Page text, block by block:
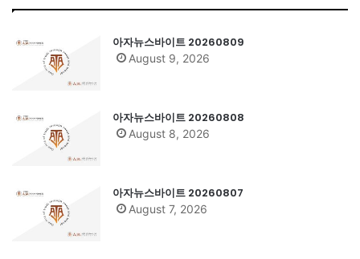
아자뉴스바이트 20260809
August 9, 2026
아자뉴스바이트 20260808
August 8, 2026
아자뉴스바이트 20260807
August 7, 2026